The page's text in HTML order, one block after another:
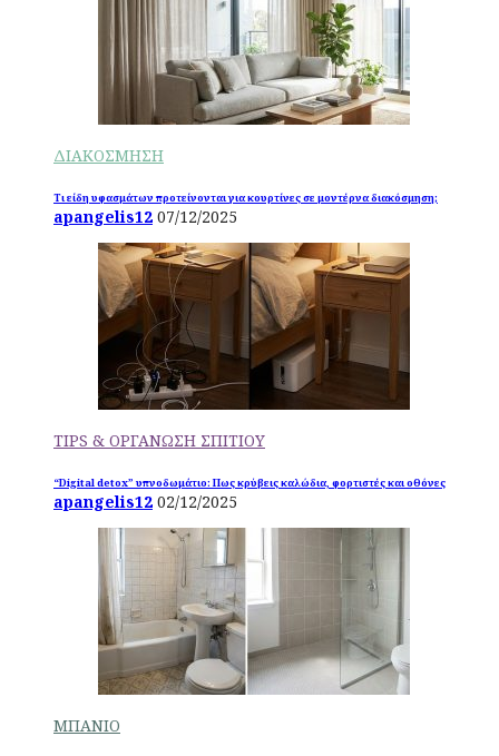
ΔΙΑΚΟΣΜΗΣΗ
Τι είδη υφασμάτων προτείνονται για κουρτίνες σε μοντέρνα διακόσμηση;
apangelis12 07/12/2025
TIPS & ΟΡΓΑΝΩΣΗ ΣΠΙΤΙΟΥ
“Digital detox” υπνοδωμάτιο: Πως κρύβεις καλώδια, φορτιστές και οθόνες
apangelis12 02/12/2025
ΜΠΑΝΙΟ